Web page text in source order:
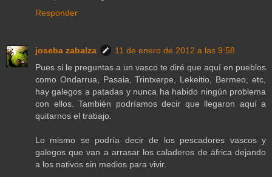
Responder
joseba zabalza
11 de enero de 2012 a las 9:58
Pues si le preguntas a un vasco te diré que aquí en pueblos
como Ondarrua, Pasaia, Trintxerpe, Lekeitio, Bermeo, etc,
hay galegos a patadas y nunca ha habido ningún problema
con ellos. También podríamos decir que llegaron aquí a
quitarnos el trabajo.
Lo mismo se podría decir de los pescadores vascos y
galegos que van a arrasar los caladeros de äfrica dejando
a los nativos sin medios para vivir.